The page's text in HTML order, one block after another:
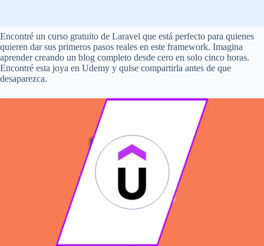
Encontré un curso gratuito de Laravel que está perfecto para quienes
quieren dar sus primeros pasos reales en este framework. Imagina
aprender creando un blog completo desde cero en solo cinco horas.
Encontré esta joya en Udemy y quise compartirla antes de que
desaparezca.